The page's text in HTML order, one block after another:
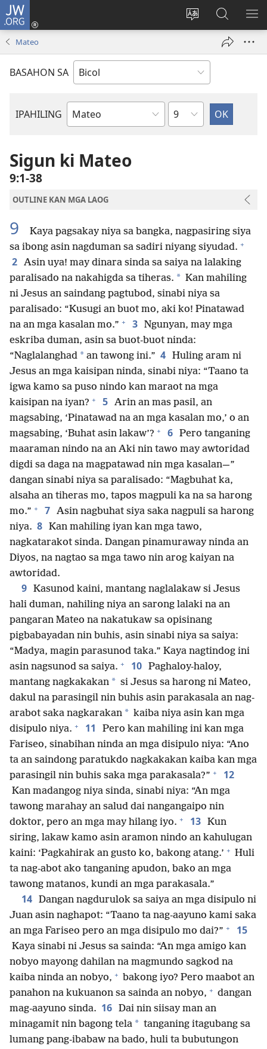
JW.ORG
Ribayan
lengguwahe
kan
Mag-
log
new
Hanapon
sa
JW.ORG
Mateo
BASAHON SA
IPAHILING
Libro
Bibliya
Kapitulo
Sigun ki Mateo
9:1-38
OUTLINE KAN MGA LAOG
9
Kaya pagsakay niya sa bangka, nagpasiring siya
sa ibong asin nagduman sa sadiri niyang siyudad. +
2 Asin uya! may dinara sinda sa saiya na lalaking
paralisado na nakahigda sa tiheras. * Kan mahiling
ni Jesus an saindang pagtubod, sinabi niya sa
paralisado: “Kusugi an buot mo, aki ko! Pinatawad
na an mga kasalan mo.” + 3 Ngunyan, may mga
eskriba duman, asin sa buot-buot ninda:
“Naglalanghad * an tawong ini.” 4 Huling aram ni
Jesus an mga kaisipan ninda, sinabi niya: “Taano ta
igwa kamo sa puso nindo kan maraot na mga
kaisipan na iyan? + 5 Arin an mas pasil, an
magsabing, ‘Pinatawad na an mga kasalan mo,’ o an
magsabing, ‘Buhat asin lakaw’? + 6 Pero tanganing
maaraman nindo na an Aki nin tawo may awtoridad
digdi sa daga na magpatawad nin mga kasalan—”
dangan sinabi niya sa paralisado: “Magbuhat ka,
alsaha an tiheras mo, tapos magpuli ka na sa harong
mo.” + 7 Asin nagbuhat siya saka nagpuli sa harong
niya. 8 Kan mahiling iyan kan mga tawo,
nagkatarakot sinda. Dangan pinamuraway ninda an
Diyos, na nagtao sa mga tawo nin arog kaiyan na
awtoridad.
9 Kasunod kaini, mantang naglalakaw si Jesus
hali duman, nahiling niya an sarong lalaki na an
pangaran Mateo na nakatukaw sa opisinang
pigbabayadan nin buhis, asin sinabi niya sa saiya:
“Madya, magin parasunod taka.” Kaya nagtindog ini
asin nagsunod sa saiya. + 10 Paghaloy-haloy,
mantang nagkakakan * si Jesus sa harong ni Mateo,
dakul na parasingil nin buhis asin parakasala an nag-
arabot saka nagkarakan * kaiba niya asin kan mga
disipulo niya. + 11
Pero kan mahiling ini kan mga
Fariseo, sinabihan ninda an mga disipulo niya: “Ano
ta an saindong paratukdo nagkakakan kaiba kan mga
parasingil nin buhis saka mga parakasala?” + 12
Kan madangog niya sinda, sinabi niya: “An mga
tawong marahay an salud dai nangangaipo nin
doktor, pero an mga may hilang iyo. + 13 Kun
siring, lakaw kamo asin aramon nindo an kahulugan
kaini: ‘Pagkahirak an gusto ko, bakong atang.’ + Huli
ta nag-abot ako tanganing apudon, bako an mga
tawong matanos, kundi an mga parakasala.”
14 Dangan nagdurulok sa saiya an mga disipulo ni
Juan asin naghapot: “Taano ta nag-aayuno kami saka
an mga Fariseo pero an mga disipulo mo dai?” + 15
Kaya sinabi ni Jesus sa sainda: “An mga amigo kan
nobyo mayong dahilan na magmundo sagkod na
kaiba ninda an nobyo, + bakong iyo? Pero maabot an
panahon na kukuanon sa sainda an nobyo, + dangan
mag-aayuno sinda. 16 Dai nin siisay man an
minagamit nin bagong tela * tanganing itagubang sa
lumang pang-ibabaw na bado, huli ta bubutungon